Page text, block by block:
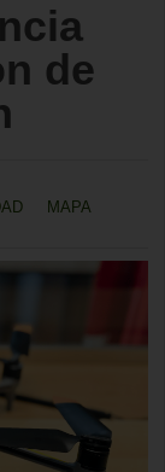
de
MAPA